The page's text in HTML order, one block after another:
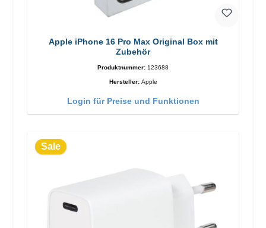
Apple iPhone 16 Pro Max Original Box mit
Zubehör
Produktnummer: 123688
Hersteller: Apple
Login für Preise und Funktionen
Sale